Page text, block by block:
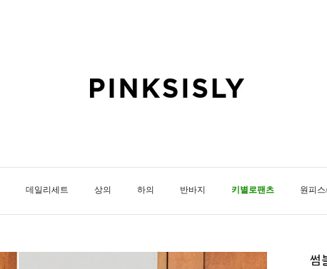
데일리세트 상의 하의 반바지 키별로팬츠 원피
썸